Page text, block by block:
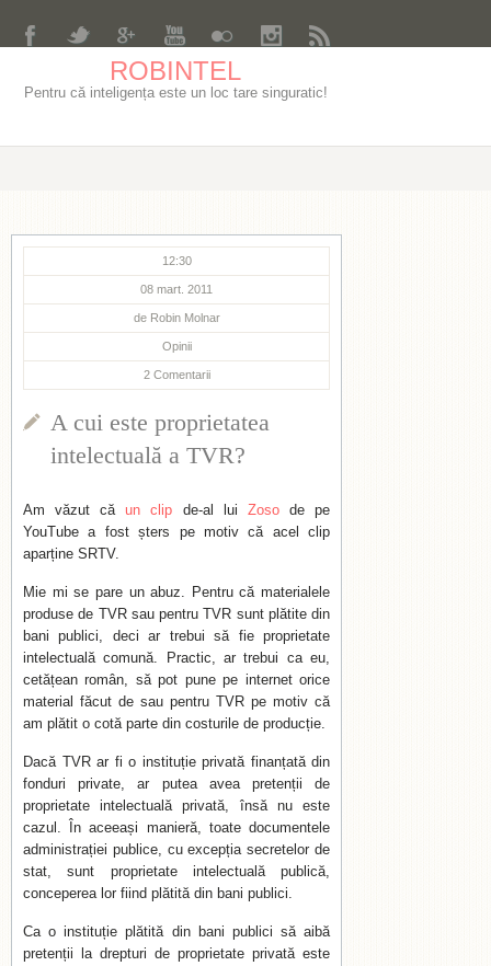
ROBINTEL
Pentru că inteligența este un loc tare singuratic!
12:30
08 mart. 2011
de Robin Molnar
Opinii
2 Comentarii
A cui este proprietatea
intelectuală a TVR?
Am văzut căun clip de-al lui Zosode pe
YouTube a fost șters pe motiv că acel clip
aparține SRTV.
Mie mi se pare un abuz. Pentru că materialele
produse de TVR sau pentru TVR sunt plătite din
bani publici, deci ar trebui să fie proprietate
intelectuală comună. Practic, ar trebui ca eu,
cetățean român, să pot pune pe internet orice
material făcut de sau pentru TVR pe motiv că
am plătit o cotă parte din costurile de producție.
Dacă TVR ar fi o instituție privată finanțată din
fonduri private, ar putea avea pretenții de
proprietate intelectuală privată, însă nu este
cazul. În aceeași manieră, toate documentele
administrației publice, cu excepția secretelor de
stat, sunt proprietate intelectuală publică,
conceperea lor fiind plătită din bani publici.
Ca o instituție plătită din bani publici să aibă
pretenții la drepturi de proprietate privată este